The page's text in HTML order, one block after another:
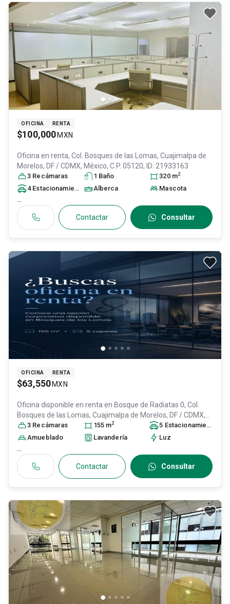
OFICINA RENTA
$100,000 MXN
Oficina en renta, Col. Bosques de las Lomas, Cuajimalpa de
Morelos, DF / CDMX, México, C.P. 05120, ID: 21933163
3 Recámaras 1 Baño 320 m2
4 Estacionamiento s Alberca Mascota
...
Contactar Consultar
OFICINA RENTA
$63,550 MXN
Oficina disponible en renta en Bosque de Radiatas 0, Col.
Bosques de las Lomas, Cuajimalpa de Morelos, DF / CDMX,
México, C.P. 05120 , ID:31625665
3 Recámaras 155 m2 5 Estacionamiento
Amueblado
Lavandería Luz
...
Contactar Consultar